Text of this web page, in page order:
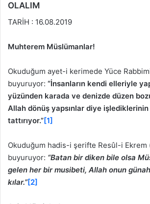
OLALIM
TARİH : 16.08.2019
Muhterem Müslümanlar!
Okuduğum ayet-i kerimede Yüce
buyuruyor: “İnsanların kendi elleriyle
yüzünden karada ve denizde düzen
Allah dönüş yapsınlar diye işlediklerinin
tattırıyor.”[1]
Okuduğum hadis-i şerifte Resûl-i Ekrem
buyuruyor: “Batan bir diken bile olsa
gelen her bir musibeti, Allah onun
kılar.”[2]